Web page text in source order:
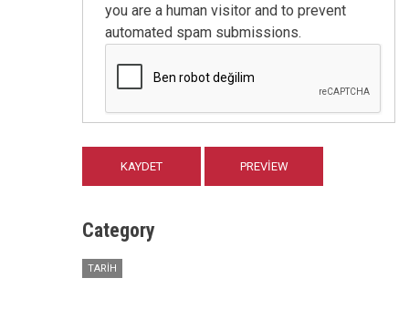
you are a human visitor and to prevent
automated spam submissions.
Category
TARIH